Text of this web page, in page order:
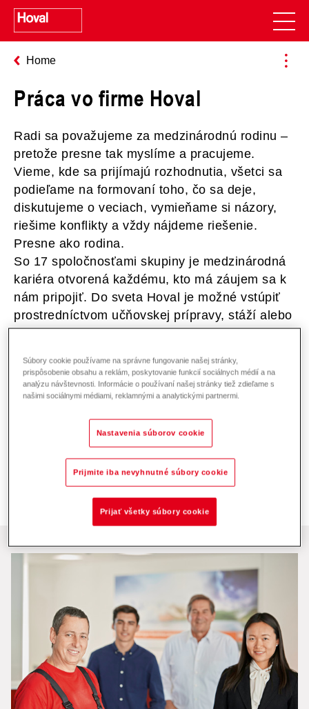
Home
Práca vo firme Hoval
Radi sa považujeme za medzinárodnú rodinu –
pretože presne tak myslíme a pracujeme.
Vieme, kde sa prijímajú rozhodnutia, všetci sa
podieľame na formovaní toho, čo sa deje,
diskutujeme o veciach, vymieňame si názory,
riešime konflikty a vždy nájdeme riešenie.
Presne ako rodina.
So 17 spoločnosťami skupiny je medzinárodná
kariéra otvorená každému, kto má záujem sa k
nám pripojiť. Do sveta Hoval je možné vstúpiť
prostredníctvom učňovskej prípravy, stáží alebo
diplomových dizertácií po štúdiu alebo ako
Naša spoločnosť ponúka celý rad príležitostí.
Je len na vás, ktorou cestou sa pri kariére v
Hoval Group vyberiete. Poskytneme vám
príležitosti a pomôžeme vám pri výbere
správnej cesty.
Súbory cookie používame na správne fungovanie našej stránky,
prispôsobenie obsahu a reklám, poskytovanie funkcií sociálnych médií a na
analýzu návštevnosti. Informácie o používaní našej stránky tiež zdieľame s
našimi sociálnymi médiami, reklamnými a analytickými partnermi.
Nastavenia súborov cookie
Prijmite iba nevyhnutné súbory cookie
Prijať všetky súbory cookie